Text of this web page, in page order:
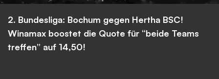
2. Bundesliga: Bochum gegen Hertha BSC!
Winamax boostet die Quote für “beide Teams
treffen” auf 14,50!